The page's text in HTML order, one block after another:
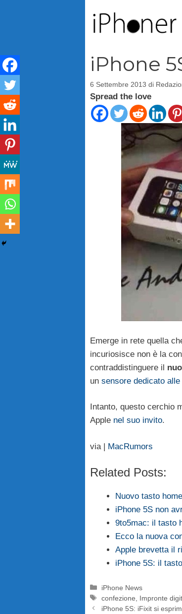
iPhone
6 Settembre 2013 di
Spread the love
Emerge in rete quella
incuriosisce non è la
contraddistinguere il
un sensore dedicato
Intanto, questo cerchio
Apple nel suo invito.
via | MacRumors
Related Posts:
Nuovo tasto
iPhone 5S non
9to5mac: il tasto
Ecco la nuova
Apple brevetta il
iPhone 5S: il
Categorie
iPhone News
Tag
confezione Impronte
iPhone 5S: iFixit si